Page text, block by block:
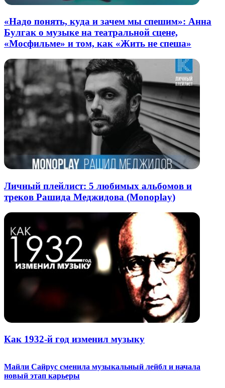
«Надо понять, куда и зачем мы спешим»: Анна
Булгак о музыке на театральной сцене,
«Мосфильме» и том, как «Жить не спеша»
Личный плейлист: 5 любимых альбомов и
треков Рашида Меджидова (Monoplay)
Как 1932-й год изменил музыку
Майли Сайрус сменила музыкальный лейбл и начала
новый этап карьеры